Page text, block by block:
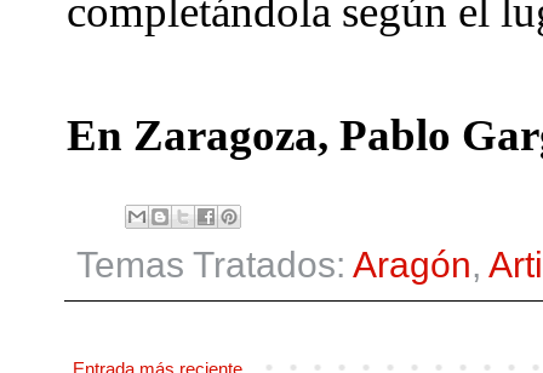
completándola según el
En Zaragoza, Pablo
Temas Tratados: Aragón,
Entrada más reciente